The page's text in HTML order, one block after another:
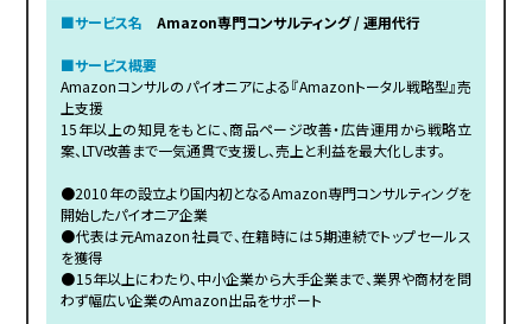
■サービス名 Amazon専門コンサルティング / 運用代行
■サービス概要
Amazonコンサルのパイオニアによる『Amazonトータル戦略型』売
上支援
15年以上の知見をもとに、商品ページ改善・広告運用から戦略立
案、LTV改善まで一気通貫で支援し、売上と利益を最大化します。
●2010年の設立より国内初となるAmazon専門コンサルティングを
開始したパイオニア企業
●代表は元Amazon社員で、在籍時には5期連続でトップセールス
を獲得
●15年以上にわたり、中小企業から大手企業まで、業界や商材を問
わず幅広い企業のAmazon出品をサポート